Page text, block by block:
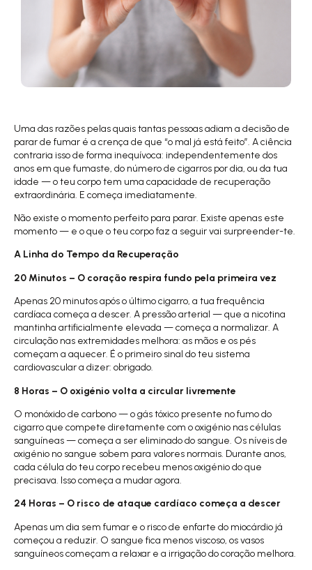
Uma das razões pelas quais tantas pessoas adiam a decisão de
parar de fumar é a crença de que “o mal já está feito”. A ciência
contraria isso de forma inequívoca: independentemente dos
anos em que fumaste, do número de cigarros por dia, ou da tua
idade — o teu corpo tem uma capacidade de recuperação
extraordinária. E começa imediatamente.
Não existe o momento perfeito para parar. Existe apenas este
momento — e o que o teu corpo faz a seguir vai surpreender-te.
A Linha do Tempo da Recuperação
20 Minutos – O coração respira fundo pela primeira vez
Apenas 20 minutos após o último cigarro, a tua frequência
cardíaca começa a descer. A pressão arterial — que a nicotina
mantinha artificialmente elevada — começa a normalizar. A
circulação nas extremidades melhora: as mãos e os pés
começam a aquecer. É o primeiro sinal do teu sistema
cardiovascular a dizer: obrigado.
8 Horas – O oxigénio volta a circular livremente
O monóxido de carbono — o gás tóxico presente no fumo do
cigarro que compete diretamente com o oxigénio nas células
sanguíneas — começa a ser eliminado do sangue. Os níveis de
oxigénio no sangue sobem para valores normais. Durante anos,
cada célula do teu corpo recebeu menos oxigénio do que
precisava. Isso começa a mudar agora.
24 Horas – O risco de ataque cardíaco começa a descer
Apenas um dia sem fumar e o risco de enfarte do miocárdio já
começou a reduzir. O sangue fica menos viscoso, os vasos
sanguíneos começam a relaxar e a irrigação do coração melhora.